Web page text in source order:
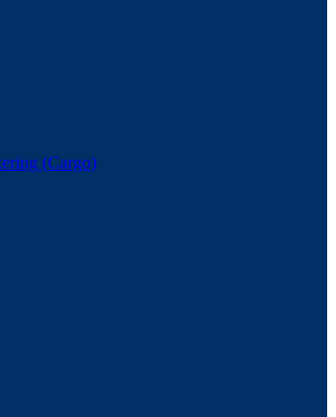
(Cargo)